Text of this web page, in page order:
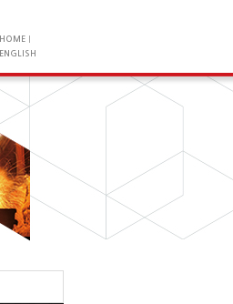
HOME
ENGLISH